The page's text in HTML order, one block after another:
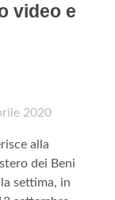
video e
2020
alla
dei Beni
settima, in